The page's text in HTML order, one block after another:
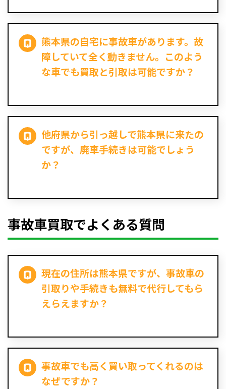
熊本県の自宅に事故車があります。故
障していて全く動きません。このよう
な車でも買取と引取は可能ですか？
他府県から引っ越しで熊本県に来たの
ですが、廃車手続きは可能でしょう
か？
事故車買取でよくある質問
現在の住所は熊本県ですが、事故車の
引取りや手続きも無料で代行してもら
えらえますか？
事故車でも高く買い取ってくれるのは
なぜですか？